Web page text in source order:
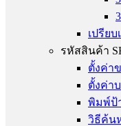
เปรีย
รหัสสินค้า
ตั้งค่า
ตั้งค่า
พิมพ์ป้
วิธีค้น